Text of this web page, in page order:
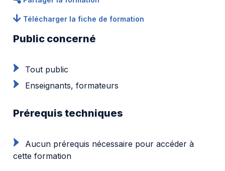
Télécharger la fiche de formation
Public concerné
Tout public
Enseignants, formateurs
Prérequis techniques
Aucun prérequis nécessaire pour accéder à
cette formation